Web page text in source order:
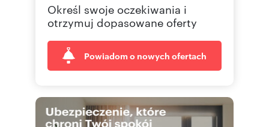
Określ swoje oczekiwania i
otrzymuj dopasowane oferty
Powiadom o nowych ofertach